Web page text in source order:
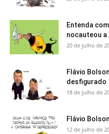
Entenda
nocauteou a
20 de julho de
Flávio
desfigurado
18 de julho de
Flávio
12 de julho de